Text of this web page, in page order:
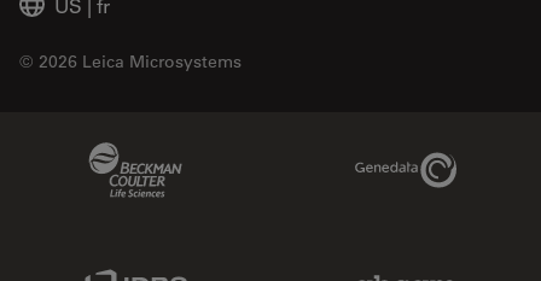
US | fr
© 2026 Leica Microsystems
Genedata Link
IDBS Link